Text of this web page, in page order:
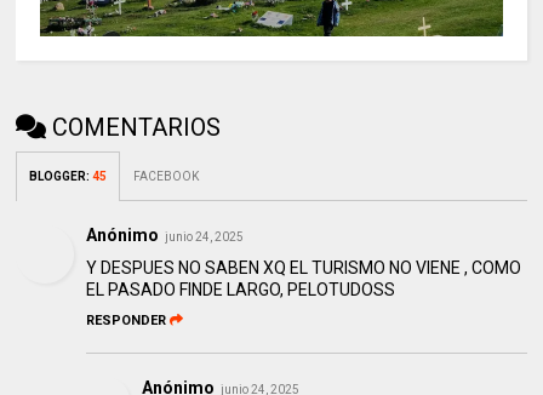
COMENTARIOS
BLOGGER:45 FACEBOOK
Anónimo junio 24, 2025
Y DESPUES NO SABEN XQ EL TURISMO NO VIENE , COMO
EL PASADO FINDE LARGO, PELOTUDOSS
RESPONDER
Anónimo junio 24, 2025